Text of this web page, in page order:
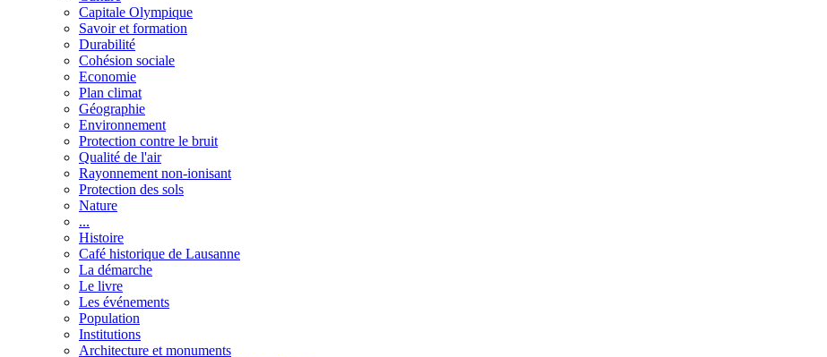
Capitale Olympique
Savoir et formation
Durabilité
Cohésion sociale
Economie
Plan climat
Géographie
Environnement
Protection contre le bruit
Qualité de l'air
Rayonnement non-ionisant
Protection des sols
Nature
...
Histoire
Café historique de Lausanne
La démarche
Le livre
Les événements
Population
Institutions
Architecture et monuments